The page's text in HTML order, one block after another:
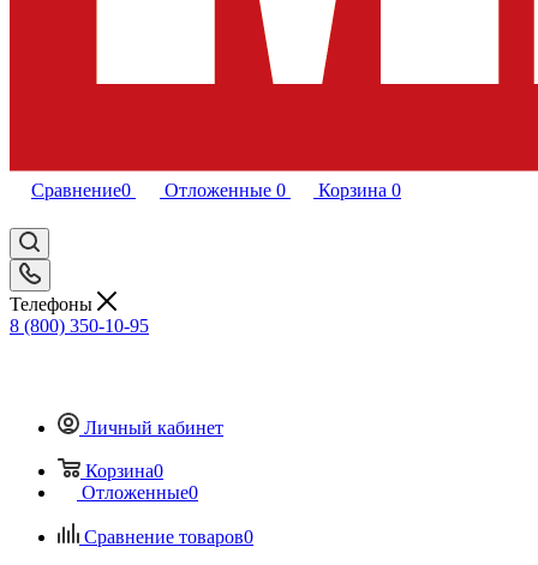
Сравнение0 Отложенные 0 Корзина 0
Телефоны
8 (800) 350-10-95
Личный кабинет
Корзина0
Отложенные0
Сравнение товаров0